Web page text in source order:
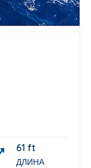
61 ft
ДЛИНА